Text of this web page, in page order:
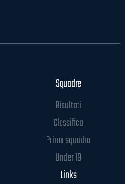
Squadre
Risultati
Classifica
Prima squadra
Under 19
Links